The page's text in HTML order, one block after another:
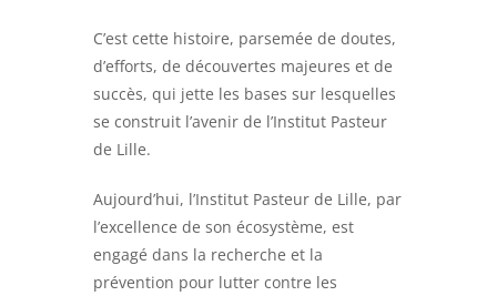
C’est cette histoire, parsemée de doutes,
d’efforts, de découvertes majeures et de
succès, qui jette les bases sur lesquelles
se construit l’avenir de l’Institut Pasteur
de Lille.
Aujourd’hui, l’Institut Pasteur de Lille, par
l’excellence de son écosystème, est
engagé dans la recherche et la
prévention pour lutter contre les